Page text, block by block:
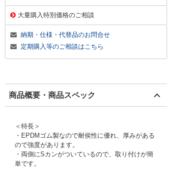
大量購入特別価格のご相談
納期・仕様・代替品のお問合せ
定期購入等のご相談はこちら
商品概要・商品スペック
＜特長＞
・EPDMゴム製なので耐侯性に優れ、厚みがある
ので強度があります。
・両側にSカンがついているので、取り付けが簡
単です。